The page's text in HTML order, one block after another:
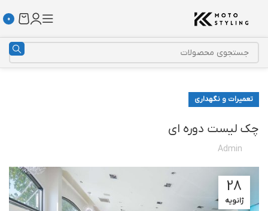
0
تعمیرات و نگهداری
چک لیست دوره ای
Admin
28
ژانویه